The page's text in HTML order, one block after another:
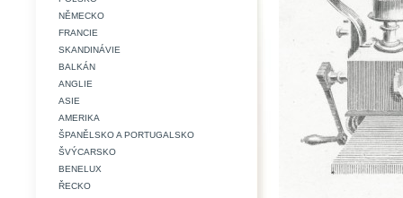
NĚMECKO
FRANCIE
SKANDINÁVIE
BALKÁN
ANGLIE
ASIE
AMERIKA
ŠPANĚLSKO A PORTUGALSKO
ŠVÝCARSKO
BENELUX
ŘECKO